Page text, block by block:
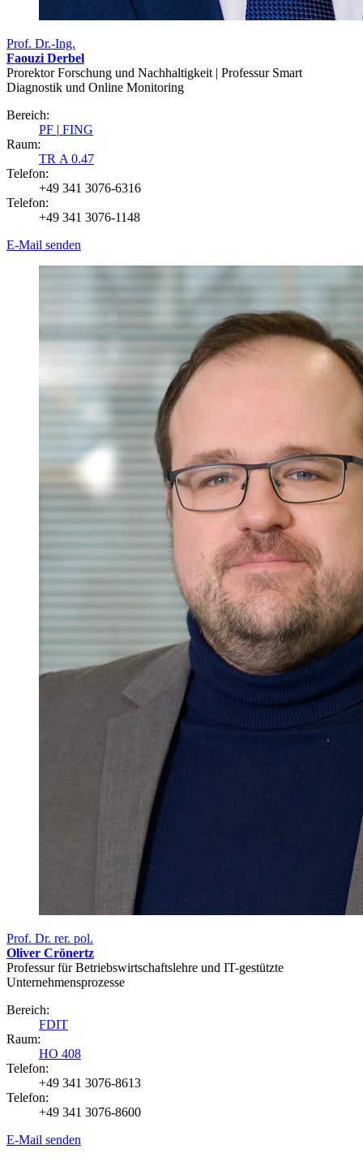
Prof. Dr.-Ing.
Faouzi Derbel
Prorektor Forschung und Nachhaltigkeit | Professur Smart
Diagnostik und Online Monitoring
Bereich:
PF | FING
Raum:
TR A 0.47
Telefon:
+49 341 3076-6316
Telefon:
+49 341 3076-1148
E-Mail senden
Prof. Dr. rer. pol.
Oliver Crönertz
Professur für Betriebswirtschaftslehre und IT-gestützte
Unternehmensprozesse
Bereich:
FDIT
Raum:
HO 408
Telefon:
+49 341 3076-8613
Telefon:
+49 341 3076-8600
E-Mail senden